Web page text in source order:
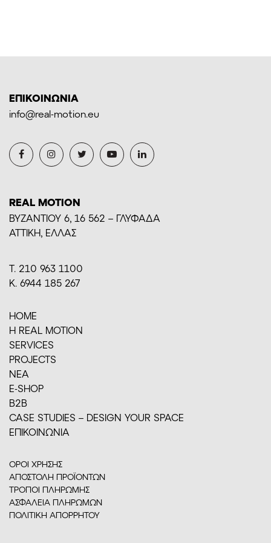
ΕΠΙΚΟΙΝΩΝΙΑ
info@real-motion.eu
REAL MOTION
BYZANTIOY 6, 16 562 – ΓΛΥΦΑΔΑ
ΑΤΤΙΚΗ, ΕΛΛΑΣ
Τ. 210 963 1100
Κ. 6944 185 267
HOME
H REAL MOTION
SERVICES
PROJECTS
ΝΕΑ
E-SHOP
Β2Β
CASE STUDIES – DESIGN YOUR SPACE
ΕΠΙΚΟΙΝΩΝΙΑ
ΟΡΟΙ ΧΡΗΣΗΣ
ΑΠΟΣΤΟΛΗ ΠΡΟΪΟΝΤΩΝ
ΤΡΟΠΟΙ ΠΛΗΡΩΜΗΣ
ΑΣΦΑΛΕΙΑ ΠΛΗΡΩΜΩΝ
ΠΟΛΙΤΙΚΗ ΑΠΟΡΡΗΤΟΥ